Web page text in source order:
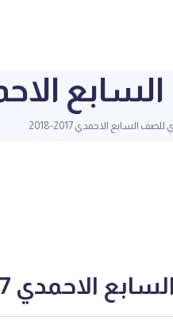
الاحمدي
السابع الاحمدي 2017-2018
2017-2018